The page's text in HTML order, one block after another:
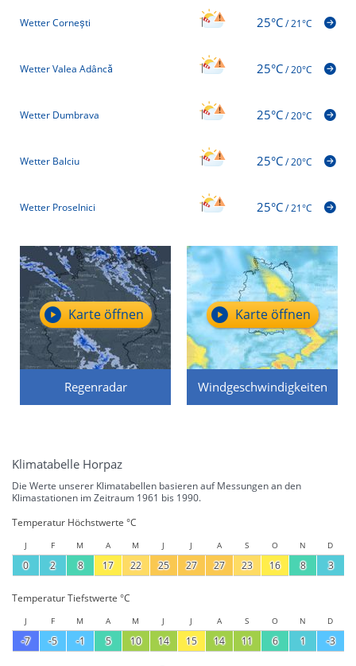
Wetter Cornești 25°C/21°C
Wetter Valea Adâncă 25°C/20°C
Wetter Dumbrava 25°C/20°C
Wetter Balciu 25°C/20°C
Wetter Proselnici 25°C/21°C
Regenradar
Karte öffnen
Windgeschwindigkeiten
Karte öffnen
Klimatabelle Horpaz
Die Werte unserer Klimatabellen basieren auf Messungen an den
Klimastationen im Zeitraum 1961 bis 1990.
Temperatur Höchstwerte °C
J F M A M J J A S O N D
0 2 8 17 22 25 27 27 23 16 8 3
Temperatur Tiefstwerte °C
J F M A M J J A S O N D
-7 -5 -1 5 10 14 15 14 11 6 1 -3